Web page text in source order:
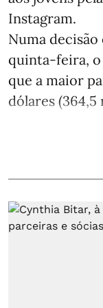
Instagram.
Numa
quinta-feira, o
que a maior
dólares